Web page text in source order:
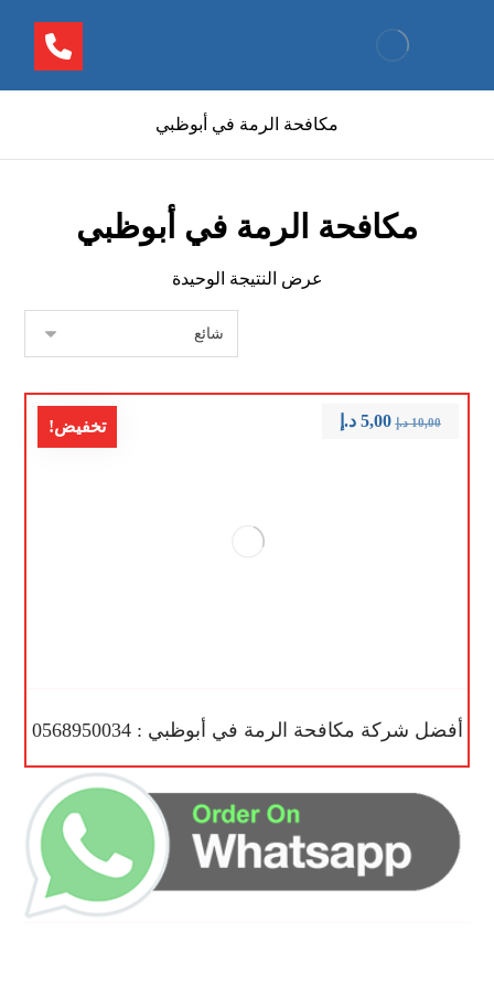
مكافحة الرمة في أبوظبي
مكافحة الرمة في أبوظبي
عرض النتيجة الوحيدة
تخفيض!
أفضل شركة مكافحة الرمة في أبوظبي : 0568950034
10,00 د.إ 5,00 د.إ